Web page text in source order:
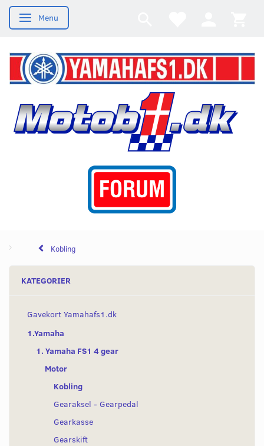
Skifte navigation
Menu
Kobling
KATEGORIER
Gavekort Yamahafs1.dk
1.Yamaha
1. Yamaha FS1 4 gear
Motor
Kobling
Gearaksel - Gearpedal
Gearkasse
Gearskift